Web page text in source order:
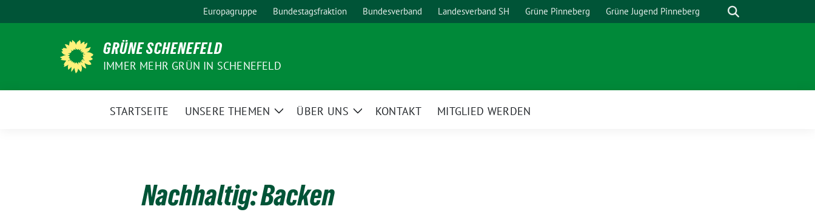
zum
Europagruppe Bundestagsfraktion Bundesverband Landesverband SH Grüne Pinneberg Grüne Jugend Pinneberg Suche
GRÜNE SCHENEFELD
IMMER MEHR GRÜN IN SCHENEFELD
STARTSEITE UNSERE THEMEN
ZeigeÜBER UNS
ZeigeKONTAKT MITGLIED WERDEN
Nachhaltig: Backen